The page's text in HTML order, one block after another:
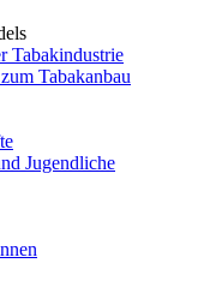
Tabakindustrie
Tabakanbau
Jugendliche